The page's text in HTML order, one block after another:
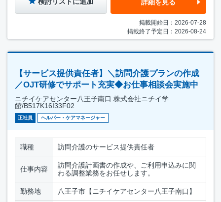
検討リストに追加 詳細を見る
掲載開始日：2026-07-28
掲載終了予定日：2026-08-24
【サービス提供責任者】＼訪問介護プランの作成
／OJT研修でサポート充実◆お仕事相談会実施中
ニチイケアセンター八王子南口 株式会社ニチイ学
館/B517K16I33F02
正社員 ヘルパー・ケアマネージャー
職種 訪問介護のサービス提供責任者
仕事内容
訪問介護計画書の作成や、ご利用申込みに関
わる調整業務をお任せします。
勤務地 八王子市【ニチイケアセンター八王子南口】